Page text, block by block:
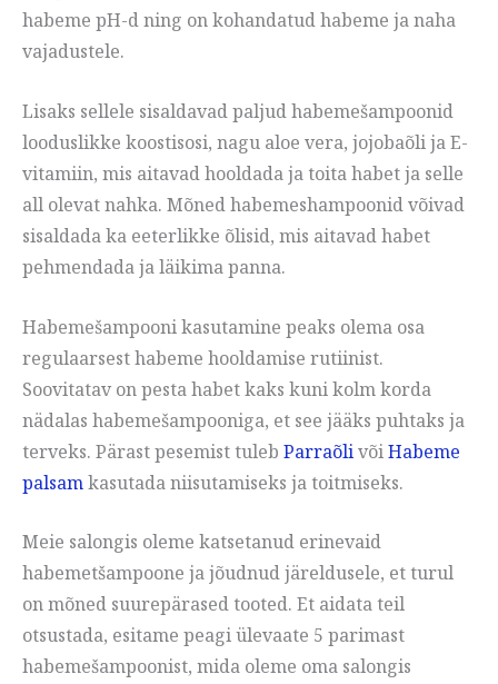
habeme pH-d ning on kohandatud habeme ja naha
vajadustele.
Lisaks sellele sisaldavad paljud habemešampoonid
looduslikke koostisosi, nagu aloe vera, jojobaõli ja E-
vitamiin, mis aitavad hooldada ja toita habet ja selle
all olevat nahka. Mõned habemeshampoonid võivad
sisaldada ka eeterlikke õlisid, mis aitavad habet
pehmendada ja läikima panna.
Habemešampooni kasutamine peaks olema osa
regulaarsest habeme hooldamise rutiinist.
Soovitatav on pesta habet kaks kuni kolm korda
nädalas habemešampooniga, et see jääks puhtaks ja
terveks. Pärast pesemist tuleb ParraõlivõiHabeme
palsamkasutada niisutamiseks ja toitmiseks.
Meie salongis oleme katsetanud erinevaid
habemetšampoone ja jõudnud järeldusele, et turul
on mõned suurepärased tooted. Et aidata teil
otsustada, esitame peagi ülevaate 5 parimast
habemešampoonist, mida oleme oma salongis